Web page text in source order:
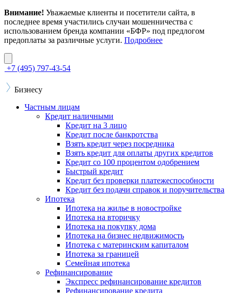
Внимание! Уважаемые клиенты и посетители сайта, в
последнее время участились случаи мошенничества с
использованием бренда компании «БФР» под предлогом
предоплаты за различные услуги. Подробнее
+7 (495) 797-43-54
Бизнесу
Частным лицам
Кредит наличными
Кредит на 3 лицо
Кредит после банкротства
Взять кредит через посредника
Взять кредит для оплаты других кредитов
Кредит со 100 процентом одобрением
Быстрый кредит
Кредит без проверки платежеспособности
Кредит без подачи справок и поручительства
Ипотека
Ипотека на жилье в новостройке
Ипотека на вторичку
Ипотека на покупку дома
Ипотека на бизнес недвижимость
Ипотека с материнским капиталом
Ипотека за границей
Семейная ипотека
Рефинансирование
Экспресс рефинансирование кредитов
Рефинансирование кредита